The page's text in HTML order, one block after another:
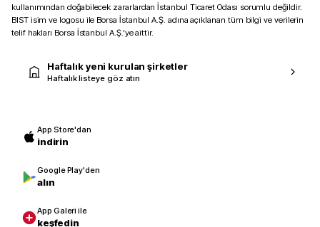
kullanımından doğabilecek zararlardan İstanbul Ticaret Odası sorumlu değildir.
BIST isim ve logosu ile Borsa İstanbul A.Ş. adına açıklanan tüm bilgi ve verilerin
telif hakları Borsa İstanbul A.Ş.’ye aittir.
Haftalık yeni kurulan şirketler
Haftalık listeye göz atın
App Store'dan
indirin
Google Play'den
alın
App Galeri ile
keşfedin